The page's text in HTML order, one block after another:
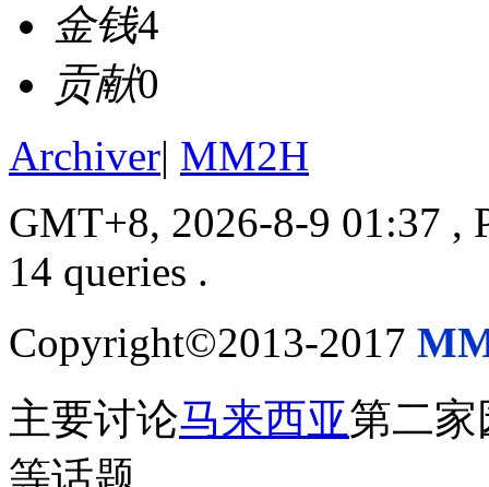
金钱4
贡献0
Archiver| MM2H
GMT+8, 2026-8-9 01:37 ,
14 queries .
Copyright©2013-2017
主要讨论马来西亚第二